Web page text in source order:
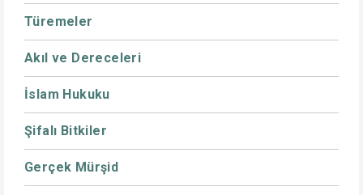
Türemeler
Akıl ve Dereceleri
İslam Hukuku
Şifalı Bitkiler
Gerçek Mürşid